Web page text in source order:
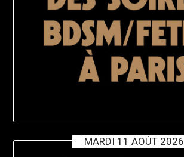
MARDI 11 AOÛT 2026